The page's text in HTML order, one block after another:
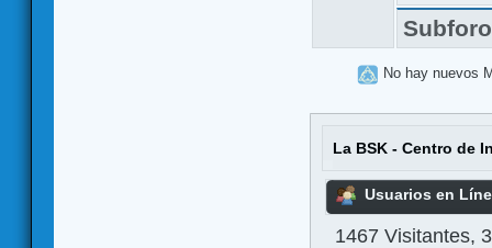
No hay nuevos
La BSK - Centro de
Usuarios en
1467 Visitantes,